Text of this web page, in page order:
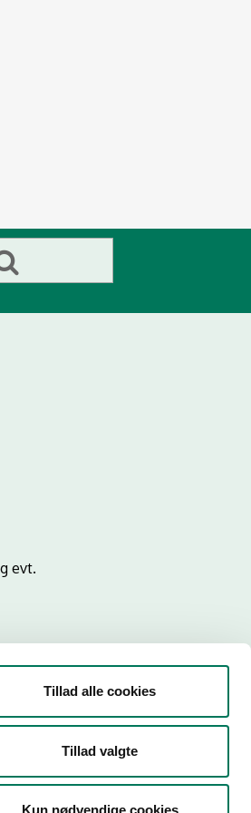
Tillad alle cookies
Tillad valgte
Kun nødvendige cookies
evt.